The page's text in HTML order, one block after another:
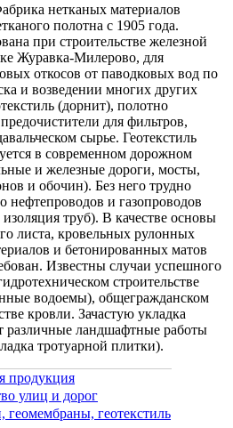
нетканых материалов
полотна с 1905 года.
при строительстве железной
Журавка-Милерово, для
откосов от паводковых вод по
и возведении многих других
(дорнит), полотно
для фильтров,
сырье. Геотекстиль
в современном дорожном
и железные дороги, мосты,
и обочин). Без него трудно
нефтепроводов и газопроводов
труб). В качестве основы
листа, кровельных рулонных
и бетонированных матов
Известны случаи успешного
строительстве
водоемы), общегражданском
кровли. Зачастую укладка
различные ландшафтные работы
тротуарной плитки).
продукция
улиц и дорог
геомембраны, геотекстиль